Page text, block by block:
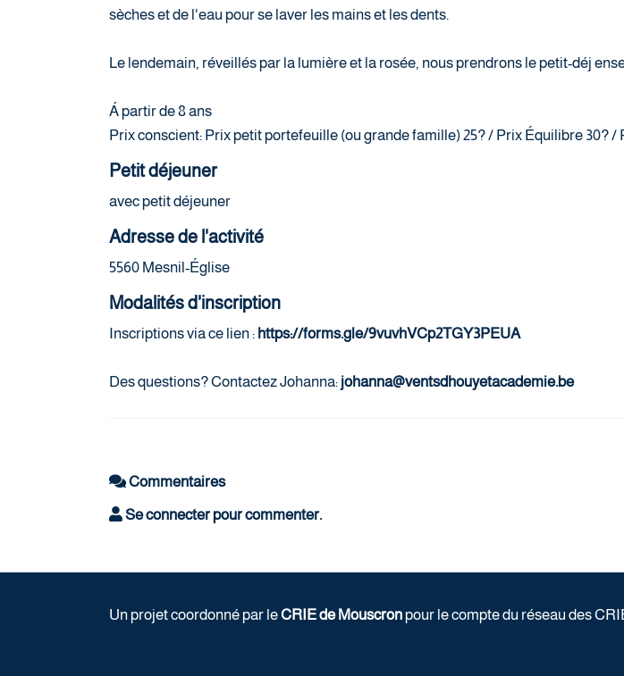
sèches et de l'eau pour se laver les mains et les dents.
Le lendemain, réveillés par la lumière et la rosée, nous prendrons le petit-déj
Á partir de 8 ans
Prix conscient: Prix petit portefeuille (ou grande famille) 25? / Prix Équilibre 30? /
Petit déjeuner
avec petit déjeuner
Adresse de l'activité
5560 Mesnil-Église
Modalités d'inscription
Inscriptions via ce lien : https://forms.gle/9vuvhVCp2TGY3PEUA
Des questions? Contactez Johanna: johanna@ventsdhouyetacademie.be
Commentaires
Se connecter pour commenter.
Un projet coordonné par leCRIE de Mouscron pour le compte du réseau des